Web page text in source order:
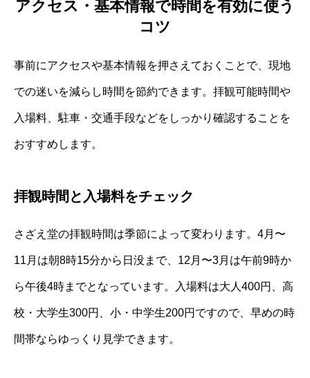
アクセス・基本情報で時間を有効に使う
コツ
事前にアクセスや基本情報を押さえておくことで、現地
での迷いを減らし時間を節約できます。拝観可能時間や
入場料、駐車・交通手段などをしっかり確認することを
おすすめします。
拝観時間と入場料をチェック
さざえ堂の拝観時間は季節によって変わります。4月〜
11月は朝8時15分から日没まで、12月〜3月は午前9時か
ら午後4時までとなっています。入場料は大人400円、高
校・大学生300円、小・中学生200円ですので、早めの時
間帯ならゆっくり見学できます。